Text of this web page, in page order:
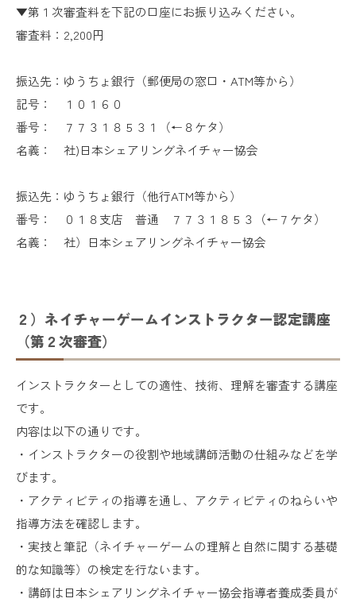
▼第１次審査料を下記の口座にお振り込みください。
審査料：2,200円
振込先： ゆうちょ銀行（郵便局の窓口・ATM等から）
記号： １０１６０
番号： ７７３１８５３１（←８ケタ）
名義： 社)日本シェアリングネイチャー協会
振込先：ゆうちょ銀行（他行ATM等から）
番号： ０１８支店 普通 ７７３１８５３（←７ケタ）
名義： 社）日本シェアリングネイチャー協会
２）ネイチャーゲームインストラクター認定講座
（第２次審査）
インストラクターとしての適性、技術、理解を審査する講座
です。
内容は以下の通りです。
・インストラクターの役割や地域講師活動の仕組みなどを学
びます。
・アクティビティの指導を通し、アクティビティのねらいや
指導方法を確認します。
・実技と筆記（ネイチャーゲームの理解と自然に関する基礎
的な知識等）の検定を行ないます。
・講師は日本シェアリングネイチャー協会指導者養成委員が